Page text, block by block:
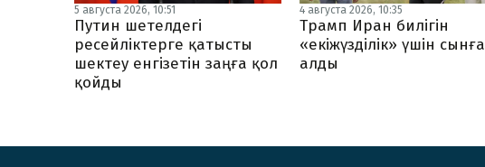
5 августа 2026, 10:51
Путин шетелдегі
ресейліктерге қатысты
шектеу енгізетін заңға қол
қойды
4 августа 2026, 10:35
Трамп Иран билігін
«екіжүзділік» үшін сынға
алды